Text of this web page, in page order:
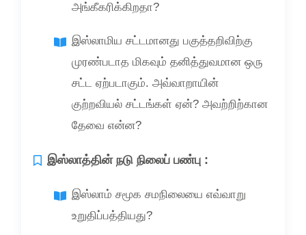
அங்கீகரிக்கிறதா?
இஸ்லாமிய சட்டமானது பகுத்தறிவிற்கு
முரண்படாத மிகவும் தனித்துவமான ஒரு
சட்ட ஏற்படாகும். அவ்வாறாயின்
குற்றவியல் சட்டங்கள் ஏன்? அவற்றிற்கான
தேவை என்ன?
இஸ்லாத்தின் நடு நிலைப் பண்பு :
இஸ்லாம் சமூக சமநிலையை எவ்வாறு
உறுதிப்பத்தியது?